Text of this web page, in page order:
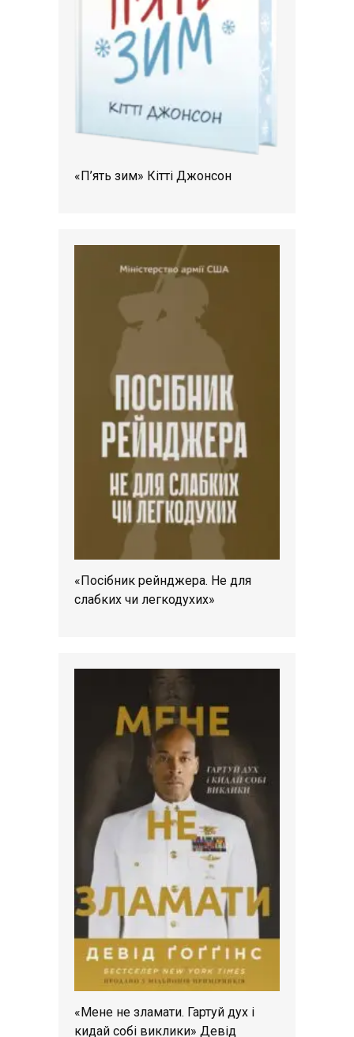
«П’ять зим» Кітті Джонсон
«Посібник рейнджера. Не для
слабких чи легкодухих»
«Мене не зламати. Гартуй дух і
кидай собі виклики» Девід